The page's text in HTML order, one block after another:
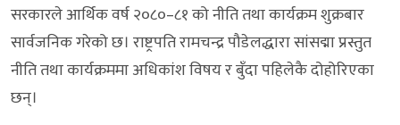
सरकारले आर्थिक वर्ष २०८०–८१ को नीति तथा कार्यक्रम शुक्रबार
सार्वजनिक गरेको छ। राष्ट्रपति रामचन्द्र पौडेलद्धारा सांसद्मा प्रस्तुत
नीति तथा कार्यक्रममा अधिकांश विषय र बुँदा पहिलेकै दोहोरिएका
छन्।